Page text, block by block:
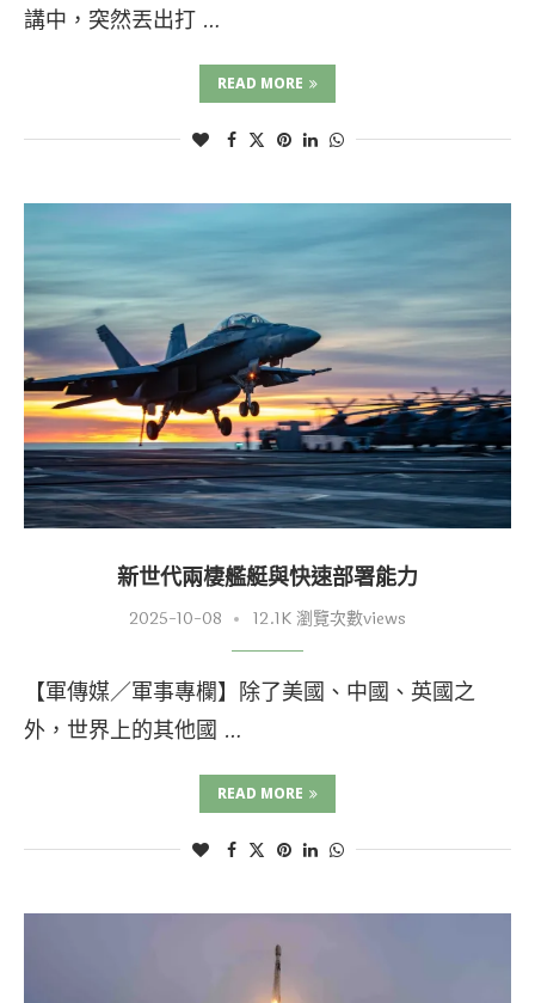
講中，突然丟出打 …
READ MORE
新世代兩棲艦艇與快速部署能力
2025-10-08 12.1K 瀏覽次數views
【軍傳媒／軍事專欄】除了美國、中國、英國之
外，世界上的其他國 …
READ MORE